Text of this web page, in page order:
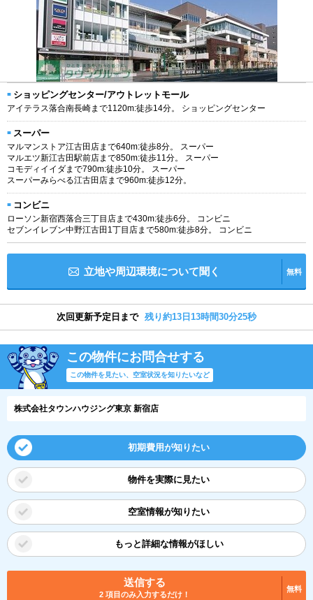
ショッピングセンター/アウトレットモール
アイテラス落合南長崎まで1120m:徒歩14分。 ショッピングセンター
スーパー
マルマンストア江古田店まで640m:徒歩8分。 スーパー
マルエツ新江古田駅前店まで850m:徒歩11分。 スーパー
コモディイイダまで790m:徒歩10分。 スーパー
スーパーみらべる江古田店まで960m:徒歩12分。
コンビニ
ローソン新宿西落合三丁目店まで430m:徒歩6分。 コンビニ
セブンイレブン中野江古田1丁目店まで580m:徒歩8分。 コンビニ
立地や周辺環境について聞く 無料
次回更新予定日まで 残り約13日13時間30分24秒
この物件にお問合せする
この物件を見たい、空室状況を知りたいなど
株式会社タウンハウジング東京 新宿店
初期費用が知りたい
物件を実際に見たい
空室情報が知りたい
もっと詳細な情報がほしい
送信する
2 項目のみ入力するだけ！
無料